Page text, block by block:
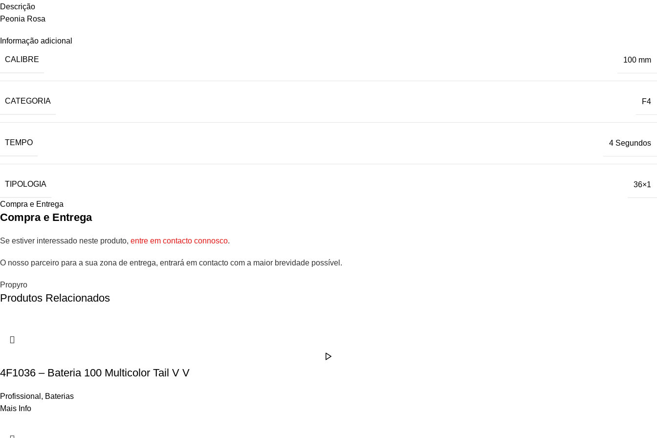
Descrição
Peonia Rosa
Informação adicional
CALIBRE 100 mm
CATEGORIA F4
TEMPO 4 Segundos
TIPOLOGIA 36×1
Compra e Entrega
Compra e Entrega
Se estiver interessado neste produto, entre em contacto connosco.
O nosso parceiro para a sua zona de entrega, entrará em contacto com a maior brevidade possível.
Propyro
Produtos Relacionados
4F1036 – Bateria 100 Multicolor Tail V V
Profissional , Baterias
Mais Info